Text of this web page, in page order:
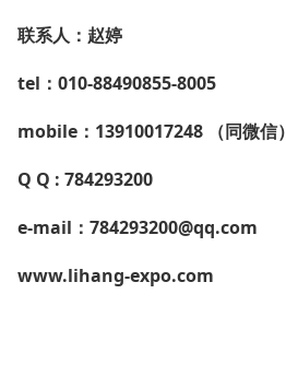
联系人：赵婷
tel：010-88490855-8005
mobile：13910017248 （同微信）
Q Q : 784293200
e-mail：784293200@qq.com
www.lihang-expo.com